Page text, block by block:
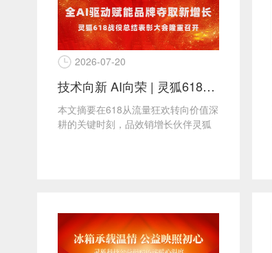
2026-07-20
技术向新 AI向荣 | 灵狐618战役总结表彰大会隆重召开，全AI驱动赋能品牌夺取新增长
本文摘要在618从流量狂欢转向价值深
耕的关键时刻，品效销增长伙伴灵狐